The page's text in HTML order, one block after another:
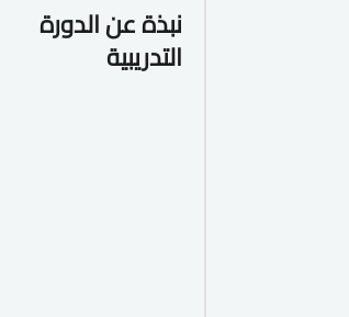
نبذة عن الدورة
التدريبية